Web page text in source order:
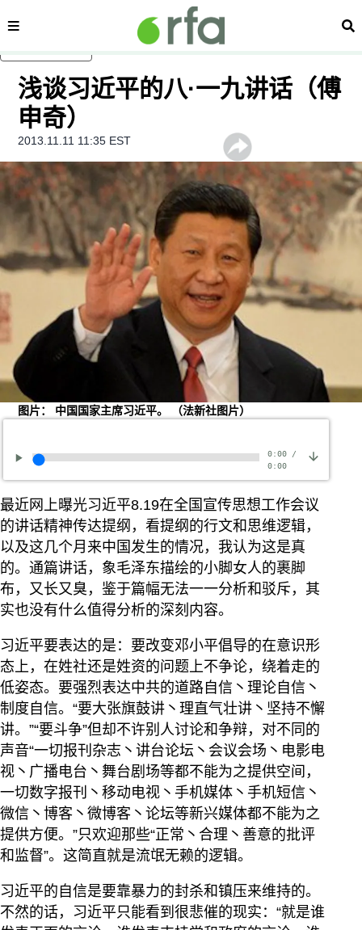
内容分类 搜
浅谈习近平的八·一九讲话（傅
申奇）
2013.11.11 11:35 EST
图片： 中国国家主席习近平。 （法新社图片）
0:00/
0:00
最近网上曝光习近平8.19在全国宣传思想工作会议
的讲话精神传达提纲，看提纲的行文和思维逻辑，
以及这几个月来中国发生的情况，我认为这是真
的。通篇讲话，象毛泽东描绘的小脚女人的裹脚
布，又长又臭，鉴于篇幅无法一一分析和驳斥，其
实也没有什么值得分析的深刻内容。
习近平要表达的是：要改变邓小平倡导的在意识形
态上，在姓社还是姓资的问题上不争论，绕着走的
低姿态。要强烈表达中共的道路自信丶理论自信丶
制度自信。“要大张旗鼓讲丶理直气壮讲丶坚持不懈
讲。”“要斗争”但却不许别人讨论和争辩，对不同的
声音“一切报刊杂志丶讲台论坛丶会议会场丶电影电
视丶广播电台丶舞台剧场等都不能为之提供空间，
一切数字报刊丶移动电视丶手机媒体丶手机短信丶
微信丶博客丶微博客丶论坛等新兴媒体都不能为之
提供方便。”只欢迎那些“正常丶合理丶善意的批评
和监督”。这简直就是流氓无赖的逻辑。
习近平的自信是要靠暴力的封杀和镇压来维持的。
不然的话，习近平只能看到很悲催的现实：“就是谁